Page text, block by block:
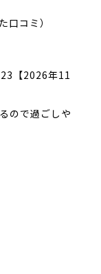
口コミ）
【2026年11
ので過ごしや